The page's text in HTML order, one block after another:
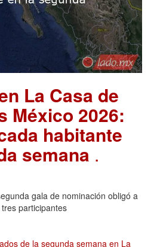
La Casa de
México 2026:
habitante
semana .
gala de nominación obligó a
participantes